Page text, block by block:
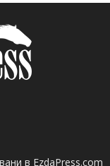
в EzdaPress.com